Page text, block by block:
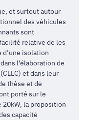
et surtout autour
des véhicules
sont
relative de les
isolation
l’élaboration de
et dans leur
thèse et de
porté sur le
20kW, la proposition
capacité